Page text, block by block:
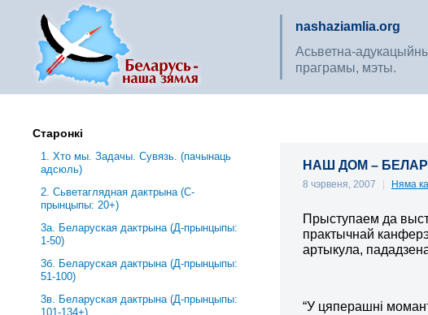
nashaziamlia.org
Асьветна-
праграмы, мэты.
НАШ ДОМ –
8 чэрвеня, 2007 | Няма
Прыступаем да
практычнай
артыкула,
“У цяперашні
Старонкі
1. Хто мы. Задачы. Сувязь. (пачынаць
адсюль)
2. Сьветаглядная дактрына (С-
прынцыпы: 20+)
3a. Беларуская дактрына (Д-прынцыпы:
1-50)
3б. Беларуская дактрына (Д-прынцыпы:
51-100)
3в. Беларуская дактрына (Д-прынцыпы:
101-134+)